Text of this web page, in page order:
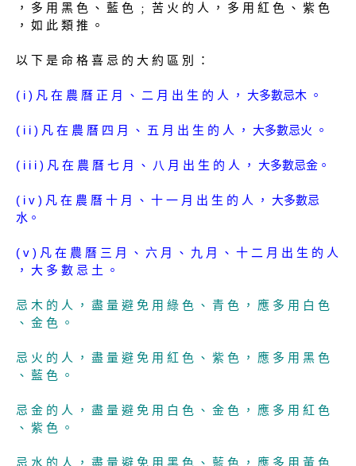
， 多 用 黑 色 、 藍 色 ﹔ 苦 火 的 人 ， 多 用 紅 色 、 紫 色
， 如 此 類 推 。
以 下 是 命 格 喜 忌 的 大 約 區 別 ：
( i ) 凡 在 農 曆 正 月 、 二 月 出 生 的 人 ， 大多數忌木 。
( i i ) 凡 在 農 曆 四 月 、 五 月 出 生 的 人 ， 大多數忌火 。
( i i i ) 凡 在 農 曆 七 月 、 八 月 出 生 的 人 ， 大多數忌金。
( i v ) 凡 在 農 曆 十 月 、 十 一 月 出 生 的 人 ， 大多數忌
水。
( v ) 凡 在 農 曆 三 月 、 六 月 、 九 月 、 十 二 月 出 生 的 人
， 大 多 數 忌 土 。
忌 木 的 人 ， 盡 量 避 免 用 綠 色 、 青 色 ， 應 多 用 白 色
、 金 色 。
忌 火 的 人 ， 盡 量 避 免 用 紅 色 、 紫 色 ， 應 多 用 黑 色
、 藍 色 。
忌 金 的 人 ， 盡 量 避 免 用 白 色 、 金 色 ， 應 多 用 紅 色
、 紫 色 。
忌 水 的 人 ， 盡 量 避 免 用 黑 色 、 藍 色 ， 應 多 用 黃 色